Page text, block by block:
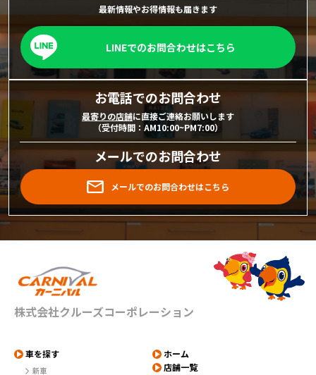
最新情報やお得情報も届きます
LINEでのお問合わせはこちら
お電話でのお問合わせ
最寄りの店舗に直接ご連絡お願いします
（受付時間：AM10:00~PM7:00）
メールでのお問合わせ
メールでのお問合わせはこちら
株式会社クルーズコーポレーション
車を探す
新車
ホーム
店舗一覧